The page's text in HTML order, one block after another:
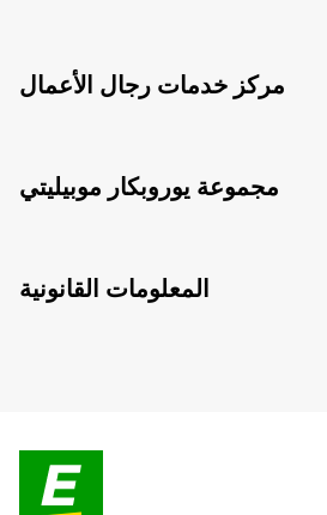
مركز خدمات رجال الأعمال
مجموعة يوروبكار موبيليتي
المعلومات القانونية